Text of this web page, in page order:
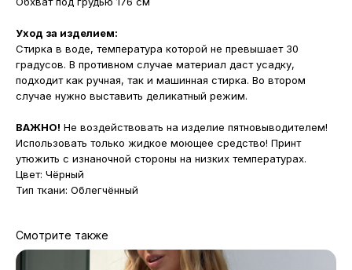
Уход за изделием:
Стирка в воде, температура которой не превышает 30
градусов. В противном случае материал даст усадку,
подходит как ручная, так и машинная стирка. Во втором
случае нужно выставить деликатный режим.
ВАЖНО! Не воздействовать на изделие пятновыводителем!
Использовать только жидкое моющее средство! Принт
утюжить с изнаночной стороны на низких температурах.
Цвет: Чёрный
Тип ткани: Облегчённый
Смотрите также